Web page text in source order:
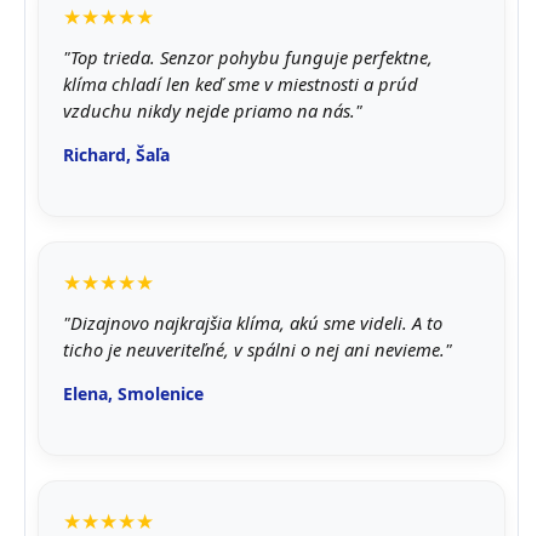
★★★★★
"Top trieda. Senzor pohybu funguje perfektne,
klíma chladí len keď sme v miestnosti a prúd
vzduchu nikdy nejde priamo na nás."
Richard, Šaľa
★★★★★
"Dizajnovo najkrajšia klíma, akú sme videli. A to
ticho je neuveriteľné, v spálni o nej ani nevieme."
Elena, Smolenice
★★★★★